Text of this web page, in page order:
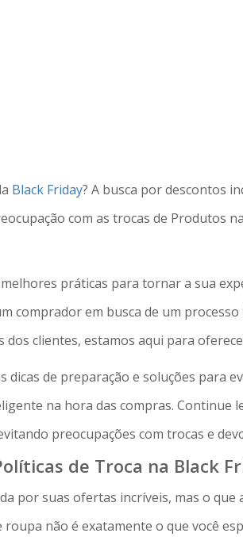
Black Friday? A busca por descontos
com as trocas de Produtos
práticas para tornar a sua
comprador em busca de um
dos clientes, estamos aqui para
dicas de preparação e soluções para
na hora das compras. Continue
preocupações com trocas e
de Troca na Black
por suas ofertas incríveis, mas o
não é exatamente o que você